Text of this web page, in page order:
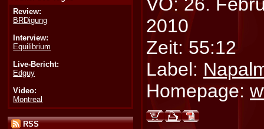
Review:
BRDigung
Interview:
Equilibrium
Live-Bericht:
Edguy
Video:
Montreal
RSS
VÖ: 26.
2010
Zeit: 55:12
Label:
Homepage: